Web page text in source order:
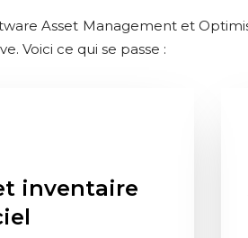
Asset Management et
Voici ce qui se passe :
inventaire